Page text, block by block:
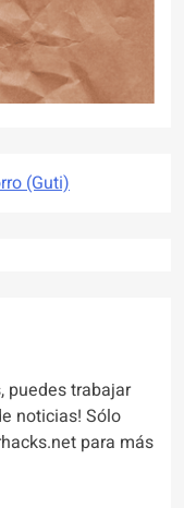
(Guti)
puedes trabajar
noticias! Sólo
para más